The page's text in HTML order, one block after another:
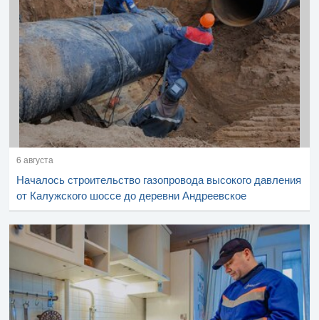
6 августа
Началось строительство газопровода высокого давления
от Калужского шоссе до деревни Андреевское